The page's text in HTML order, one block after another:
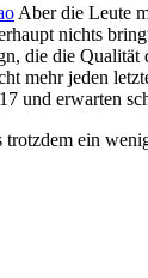
Aber die Leute
nichts
die die Qualität
mehr jeden
und erwarten
trotzdem ein